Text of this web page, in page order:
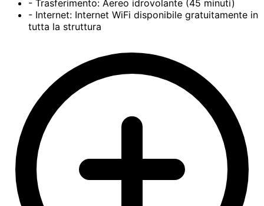
- Trasferimento: Aereo idrovolante (45 minuti)
- Internet: Internet WiFi disponibile gratuitamente in
tutta la struttura